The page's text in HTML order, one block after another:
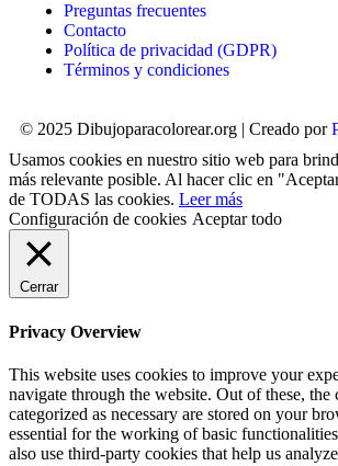
Preguntas frecuentes
Contacto
Política de privacidad (GDPR)
Términos y condiciones
© 2025 Dibujoparacolorear.org | Creado por
Usamos cookies en nuestro sitio web para
más relevante posible. Al hacer clic en
de TODAS las cookies. Leer más
Configuración de cookies Aceptar todo
Cerrar
Privacy Overview
This website uses cookies to improve your
navigate through the website. Out of these, the
categorized as necessary are stored on your
essential for the working of basic
also use third-party cookies that help us